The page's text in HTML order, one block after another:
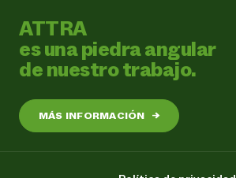
ATTRA
es una piedra angular
de nuestro trabajo.
MÁS INFORMACIÓN →